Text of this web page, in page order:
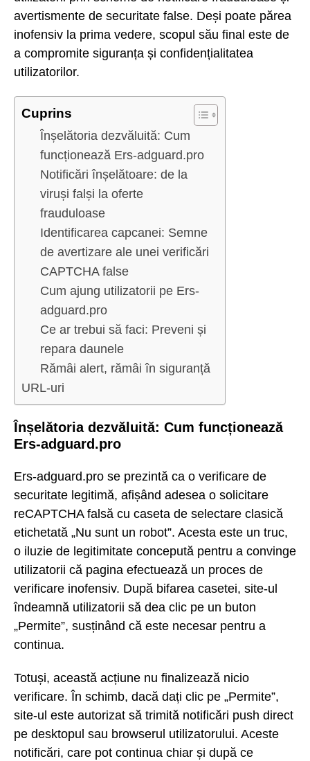
avertismente de securitate false. Deși poate părea
inofensiv la prima vedere, scopul său final este de
a compromite siguranța și confidențialitatea
utilizatorilor.
Cuprins
Înșelătoria dezvăluită: Cum
funcționează Ers-adguard.pro
Notificări înșelătoare: de la
viruși falși la oferte
frauduloase
Identificarea capcanei: Semne
de avertizare ale unei verificări
CAPTCHA false
Cum ajung utilizatorii pe Ers-
adguard.pro
Ce ar trebui să faci: Preveni și
repara daunele
Rămâi alert, rămâi în siguranță
URL-uri
Înșelătoria dezvăluită: Cum funcționează
Ers-adguard.pro
Ers-adguard.pro se prezintă ca o verificare de
securitate legitimă, afișând adesea o solicitare
reCAPTCHA falsă cu caseta de selectare clasică
etichetată „Nu sunt un robot”. Acesta este un truc,
o iluzie de legitimitate concepută pentru a convinge
utilizatorii că pagina efectuează un proces de
verificare inofensiv. După bifarea casetei, site-ul
îndeamnă utilizatorii să dea clic pe un buton
„Permite”, susținând că este necesar pentru a
continua.
Totuși, această acțiune nu finalizează nicio
verificare. În schimb, dacă dați clic pe „Permite”,
site-ul este autorizat să trimită notificări push direct
pe desktopul sau browserul utilizatorului. Aceste
notificări, care pot continua chiar și după ce